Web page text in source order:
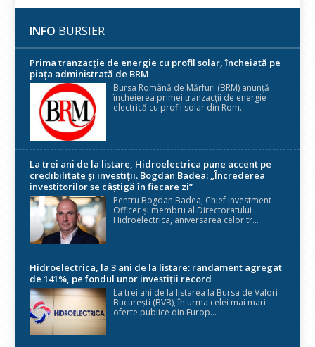
INFO BURSIER
Prima tranzacție de energie cu profil solar, încheiată pe
piața administrată de BRM
Bursa Română de Mărfuri (BRM) anunță
încheierea primei tranzacții de energie
electrică cu profil solar din Rom...
La trei ani de la listare, Hidroelectrica pune accent pe
credibilitate și investiții. Bogdan Badea: „Încrederea
investitorilor se câștigă în fiecare zi”
Pentru Bogdan Badea, Chief Investment
Officer și membru al Directoratului
Hidroelectrica, aniversarea celor tr...
Hidroelectrica, la 3 ani de la listare: randament agregat
de 141%, pe fondul unor investiții record
La trei ani de la listarea la Bursa de Valori
București (BVB), în urma celei mai mari
oferte publice din Europ...